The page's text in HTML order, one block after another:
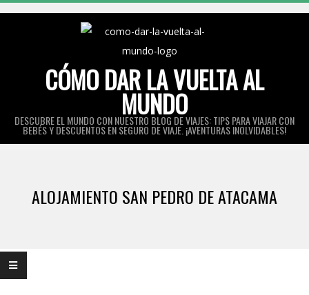
CÓMO DAR LA VUELTA AL
MUNDO
DESCUBRE EL MUNDO CON NUESTRO BLOG DE VIAJES: TIPS PARA VIAJAR CON
BEBÉS Y DESCUENTOS EN SEGURO DE VIAJE. ¡AVENTURAS INOLVIDABLES!
MenuALOJAMIENTO SAN PEDRO DE ATACAMA